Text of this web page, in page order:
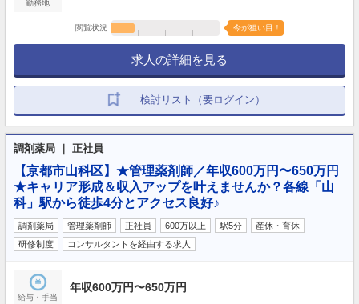
勤務地
閲覧状況 今が狙い目！
求人の詳細を見る
検討リスト（要ログイン）
調剤薬局 ｜ 正社員
【京都市山科区】★管理薬剤師／年収600万円〜650万円
★キャリア形成＆収入アップを叶えませんか？各線「山
科」駅から徒歩4分とアクセス良好♪
調剤薬局 管理薬剤師 正社員 600万以上 駅5分
産休・育休
研修制度
コンサルタントを経由する求人
給与・手当
年収600万円〜650万円